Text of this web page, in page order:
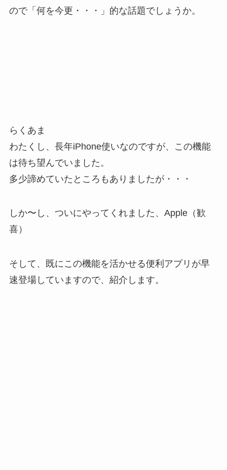
ので「何を今更・・・」的な話題でしょうか。
らくあま
わたくし、長年iPhone使いなのですが、この機能
は待ち望んでいました。
多少諦めていたところもありましたが・・・
しか〜し、ついにやってくれました、Apple（歓
喜）
そして、既にこの機能を活かせる便利アプリが早
速登場していますので、紹介します。